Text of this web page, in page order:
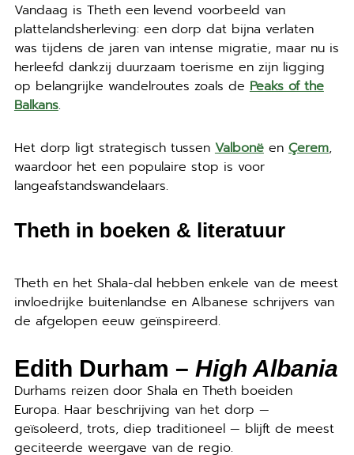
Vandaag is Theth een levend voorbeeld van
plattelandsherleving: een dorp dat bijna verlaten
was tijdens de jaren van intense migratie, maar nu is
herleefd dankzij duurzaam toerisme en zijn ligging
op belangrijke wandelroutes zoals de Peaks of the
Balkans.
Het dorp ligt strategisch tussen Valbonëen Çerem,
waardoor het een populaire stop is voor
langeafstandswandelaars.
Theth in boeken & literatuur
Theth en het Shala-dal hebben enkele van de meest
invloedrijke buitenlandse en Albanese schrijvers van
de afgelopen eeuw geïnspireerd.
Edith Durham – High Albania
Durhams reizen door Shala en Theth boeiden
Europa. Haar beschrijving van het dorp —
geïsoleerd, trots, diep traditioneel — blijft de meest
geciteerde weergave van de regio.